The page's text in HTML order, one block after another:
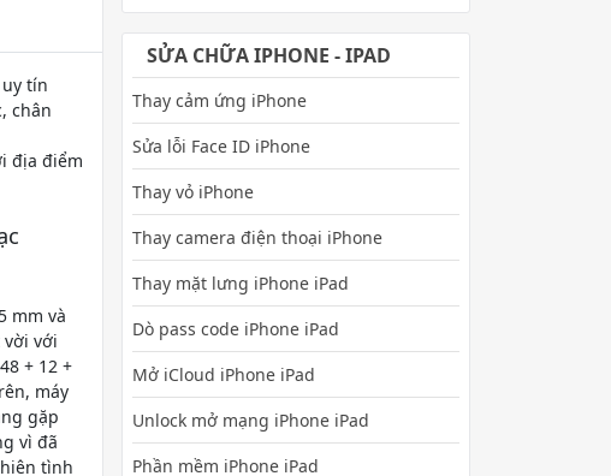
uy tín
chân
địa điểm
mm và
với
+ 12 +
máy
gặp
vì đã
tình
SỬA CHỮA IPHONE - IPAD
Thay cảm ứng iPhone
Sửa lỗi Face ID iPhone
Thay vỏ iPhone
Thay camera điện thoại iPhone
Thay mặt lưng iPhone iPad
Dò pass code iPhone iPad
Mở iCloud iPhone iPad
Unlock mở mạng iPhone iPad
Phần mềm iPhone iPad